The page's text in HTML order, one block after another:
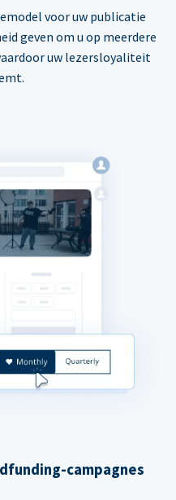
voor uw publicatie
geven om u op meerdere
uw lezersloyaliteit
campagnes